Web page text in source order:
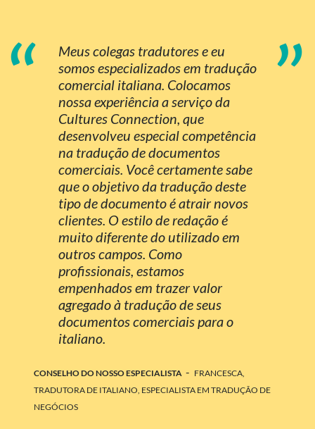
“
Meus colegas tradutores e eu
somos especializados em tradução
comercial italiana. Colocamos
nossa experiência a serviço da
Cultures Connection, que
desenvolveu especial competência
na tradução de documentos
comerciais. Você certamente sabe
que o objetivo da tradução deste
tipo de documento é atrair novos
clientes. O estilo de redação é
muito diferente do utilizado em
outros campos. Como
profissionais, estamos
empenhados em trazer valor
agregado à tradução de seus
documentos comerciais para o
italiano.
”
CONSELHO DO NOSSO ESPECIALISTA - FRANCESCA,
TRADUTORA DE ITALIANO, ESPECIALISTA EM TRADUÇÃO DE
NEGÓCIOS